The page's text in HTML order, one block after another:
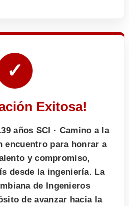
✓
Exitosa!
años SCI · Camino a la
encuentro para honrar a
y compromiso,
desde la ingeniería. La
de Ingenieros
de avanzar hacia la